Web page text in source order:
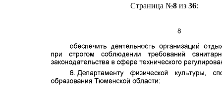
Страница №8из 36: